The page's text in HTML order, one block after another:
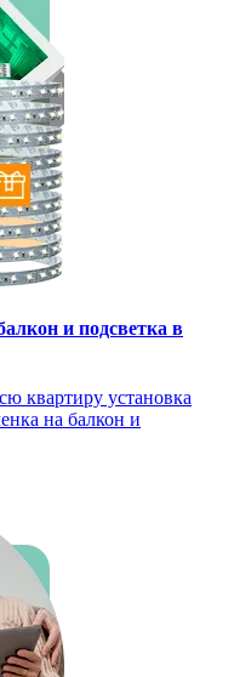
и подсветка в
квартиру установка
на балкон и